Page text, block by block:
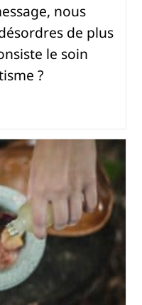
nous
de plus
le soin
?